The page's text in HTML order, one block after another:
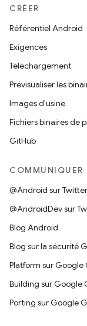
CRÉER
Référentiel Android
Exigences
Téléchargement
Prévisualiser les
Images d'usine
Fichiers binaires de
GitHub
COMMUNIQUER
@Android sur Twitter
@AndroidDev sur
Blog Android
Blog sur la sécurité
Platform sur Google
Building sur Google
Porting sur Google